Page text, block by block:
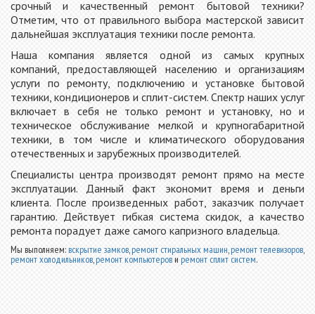
срочный и качественный ремонт бытовой техники?
Отметим, что от правильного выбора мастерской зависит
дальнейшая эксплуатация техники после ремонта.
Наша компания является одной из самых крупных
компаний, предоставляющей населению и организациям
услуги по ремонту, подключению и установке бытовой
техники, кондиционеров и сплит-систем. Спектр наших услуг
включает в себя не только ремонт и установку, но и
техническое обслуживание мелкой и крупногабаритной
техники, в том числе и климатического оборудования
отечественных и зарубежных производителей.
Специалисты центра производят ремонт прямо на месте
эксплуатации. Данный факт экономит время и деньги
клиента. После произведенных работ, заказчик получает
гарантию. Действует гибкая система скидок, а качество
ремонта порадует даже самого капризного владельца.
Мы выполняем:вскрытие замков,ремонт стиральных машин,ремонт телевизоров
ремонт холодильников,ремонт компьютерови ремонт сплит систем.